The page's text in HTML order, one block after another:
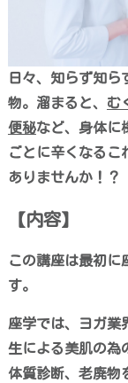
日々、知らず知ら
物。 溜まると、 む
便秘など、身体に
ごとに辛くなるこ
ありませんか！？
【内容】
この講座は最初に
す。
座学では、ヨガ
生による美肌の為
体質診断、老廃物